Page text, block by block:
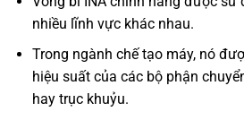
nhiều lĩnh vực khác nhau.
Trong ngành chế tạo máy, nó
hiệu suất của các bộ phận
hay trục khuỷu.